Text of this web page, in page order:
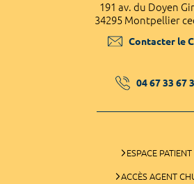
191 av. du Doyen
34295 Montpellier
Contacter le
04 67 33 67
ESPACE PATIENT
ACCÈS AGENT